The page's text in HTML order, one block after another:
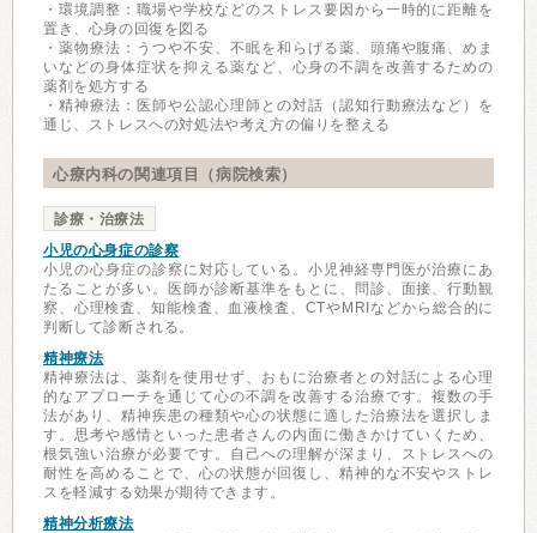
・環境調整：職場や学校などのストレス要因から一時的に距離を
置き、心身の回復を図る
・薬物療法：うつや不安、不眠を和らげる薬、頭痛や腹痛、めま
いなどの身体症状を抑える薬など、心身の不調を改善するための
薬剤を処方する
・精神療法：医師や公認心理師との対話（認知行動療法など）を
通じ、ストレスへの対処法や考え方の偏りを整える
心療内科の関連項目（病院検索）
診療・治療法
小児の心身症の診察
小児の心身症の診察に対応している。小児神経専門医が治療にあ
たることが多い。医師が診断基準をもとに、問診、面接、行動観
察、心理検査、知能検査、血液検査、CTやMRIなどから総合的に
判断して診断される。
精神療法
精神療法は、薬剤を使用せず、おもに治療者との対話による心理
的なアプローチを通じて心の不調を改善する治療です。複数の手
法があり、精神疾患の種類や心の状態に適した治療法を選択しま
す。思考や感情といった患者さんの内面に働きかけていくため、
根気強い治療が必要です。自己への理解が深まり、ストレスへの
耐性を高めることで、心の状態が回復し、精神的な不安やストレ
スを軽減する効果が期待できます。
精神分析療法